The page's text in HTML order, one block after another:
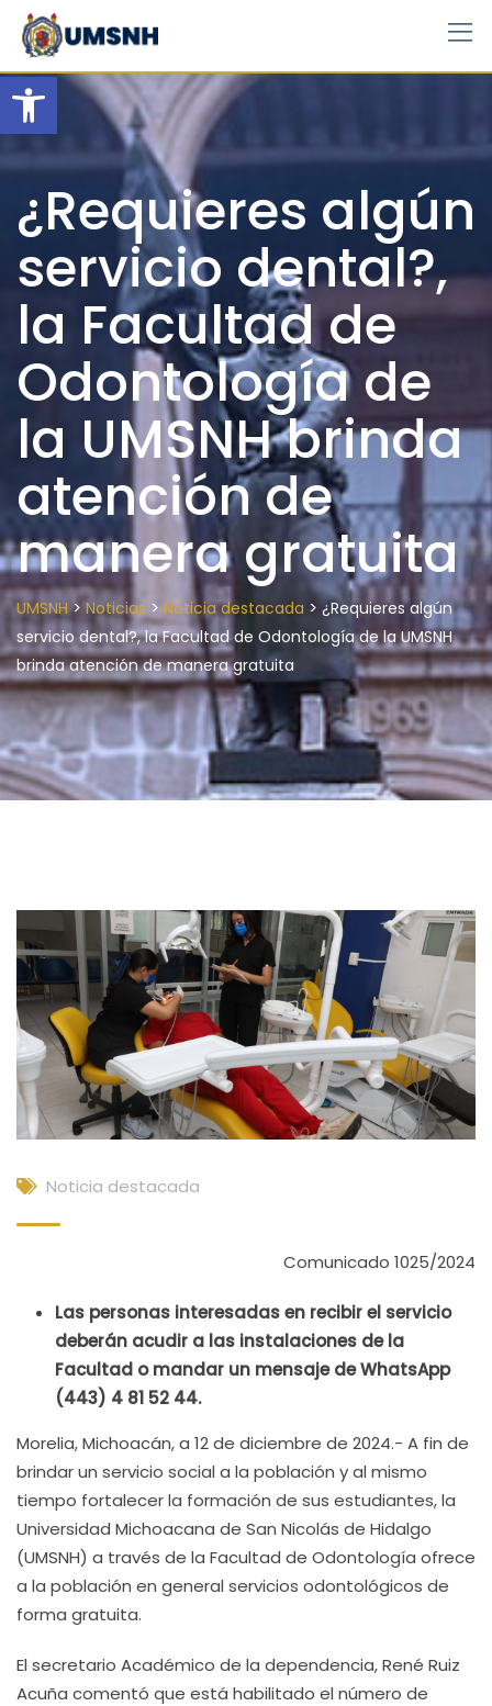
Open toolbar
Skip
content
¿Requieres algún
servicio dental?,
la Facultad de
Odontología de
la UMSNH brinda
atención de
manera gratuita
UMSNH> Noticias > Noticia destacada > ¿Requieres algún
servicio dental?, la Facultad de Odontología de la UMSNH
brinda atención de manera gratuita
Noticia destacada
Comunicado 1025/2024
Las personas interesadas en recibir el servicio
deberán acudir a las instalaciones de la
Facultad o mandar un mensaje de WhatsApp
(443) 4 81 52 44.
Morelia, Michoacán, a 12 de diciembre de 2024.- A fin de
brindar un servicio social a la población y al mismo
tiempo fortalecer la formación de sus estudiantes, la
Universidad Michoacana de San Nicolás de Hidalgo
(UMSNH) a través de la Facultad de Odontología ofrece
a la población en general servicios odontológicos de
forma gratuita.
El secretario Académico de la dependencia, René Ruiz
Acuña comentó que está habilitado el número de